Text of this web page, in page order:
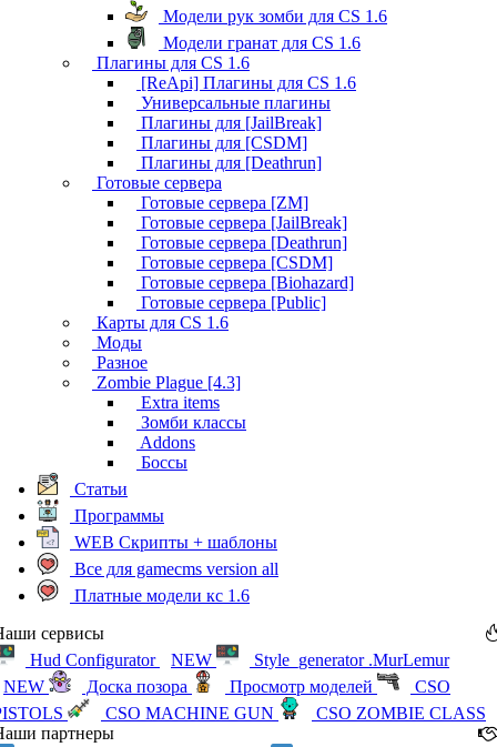
Модели рук зомби для CS 1.6
Модели гранат для CS 1.6
Плагины для CS 1.6
[ReApi] Плагины для CS 1.6
Универсальные плагины
Плагины для [JailBreak]
Плагины для [CSDM]
Плагины для [Deathrun]
Готовые сервера
Готовые сервера [ZM]
Готовые сервера [JailBreak]
Готовые сервера [Deathrun]
Готовые сервера [CSDM]
Готовые сервера [Biohazard]
Готовые сервера [Public]
Карты для CS 1.6
Моды
Разное
Zombie Plague [4.3]
Extra items
Зомби классы
Addons
Боссы
Статьи
Программы
WEB Скрипты + шаблоны
Все для gamecms version all
Платные модели кс 1.6
сервисы
Hud Configurator
NEW
Style_generator .MurLemur
NEW
Доска позора Просмотр моделей
CSO
CSO MACHINE GUN
CSO ZOMBIE CLASS
партнеры